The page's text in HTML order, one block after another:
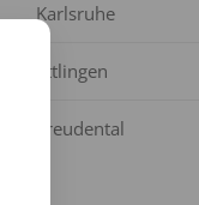
Karlsruhe
Ettlingen
Freudental